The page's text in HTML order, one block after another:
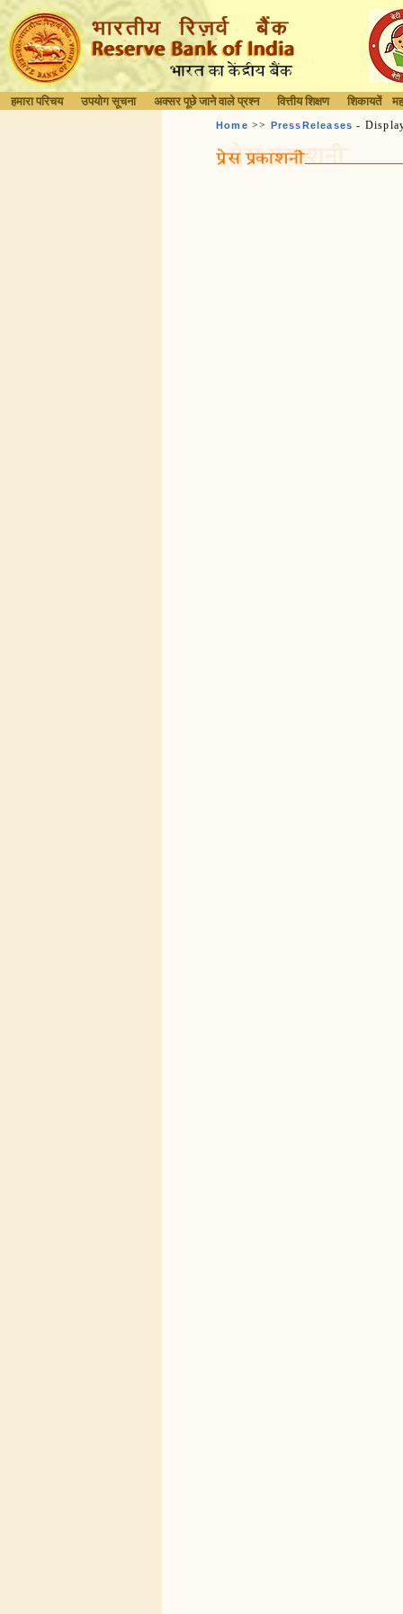
हमारा परिचय उपयोग सूचना अक्सर पूछे जाने वाले प्रश्न वित्तीय शिक्षण शिकायतें
Home >> PressReleases -